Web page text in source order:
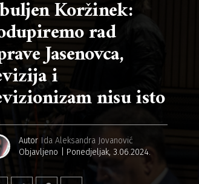
Koržinek:
rad
Jasenovca,
i
nisu isto
Autor Ida Aleksandra Jovanović
Objavljeno
Ponedjeljak, 3.06.2024.